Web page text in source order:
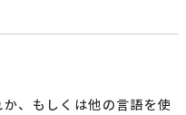
、もしくは他の言語を使